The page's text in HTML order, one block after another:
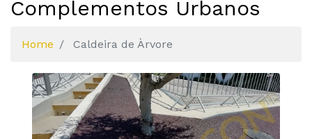
Complementos Urbanos
Home Caldeira de Àrvore